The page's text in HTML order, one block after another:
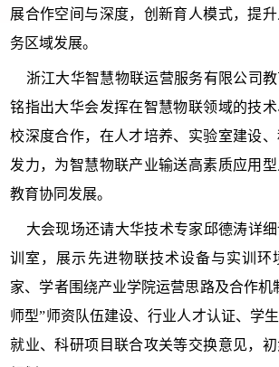
展合作空间与深度，创新育人模式，提
务区域发展。
浙江大华智慧物联运营服务有限公司
铭指出大华会发挥在智慧物联领域的技
校深度合作，在人才培养、实验室建设
发力，为智慧物联产业输送高素质应用
教育协同发展。
大会现场还请大华技术专家邱德涛详
训室，展示先进物联技术设备与实训环
家、学者围绕产业学院运营思路及合作机
师型”师资队伍建设、行业人才认证、学
就业、科研项目联合攻关等交换意见，